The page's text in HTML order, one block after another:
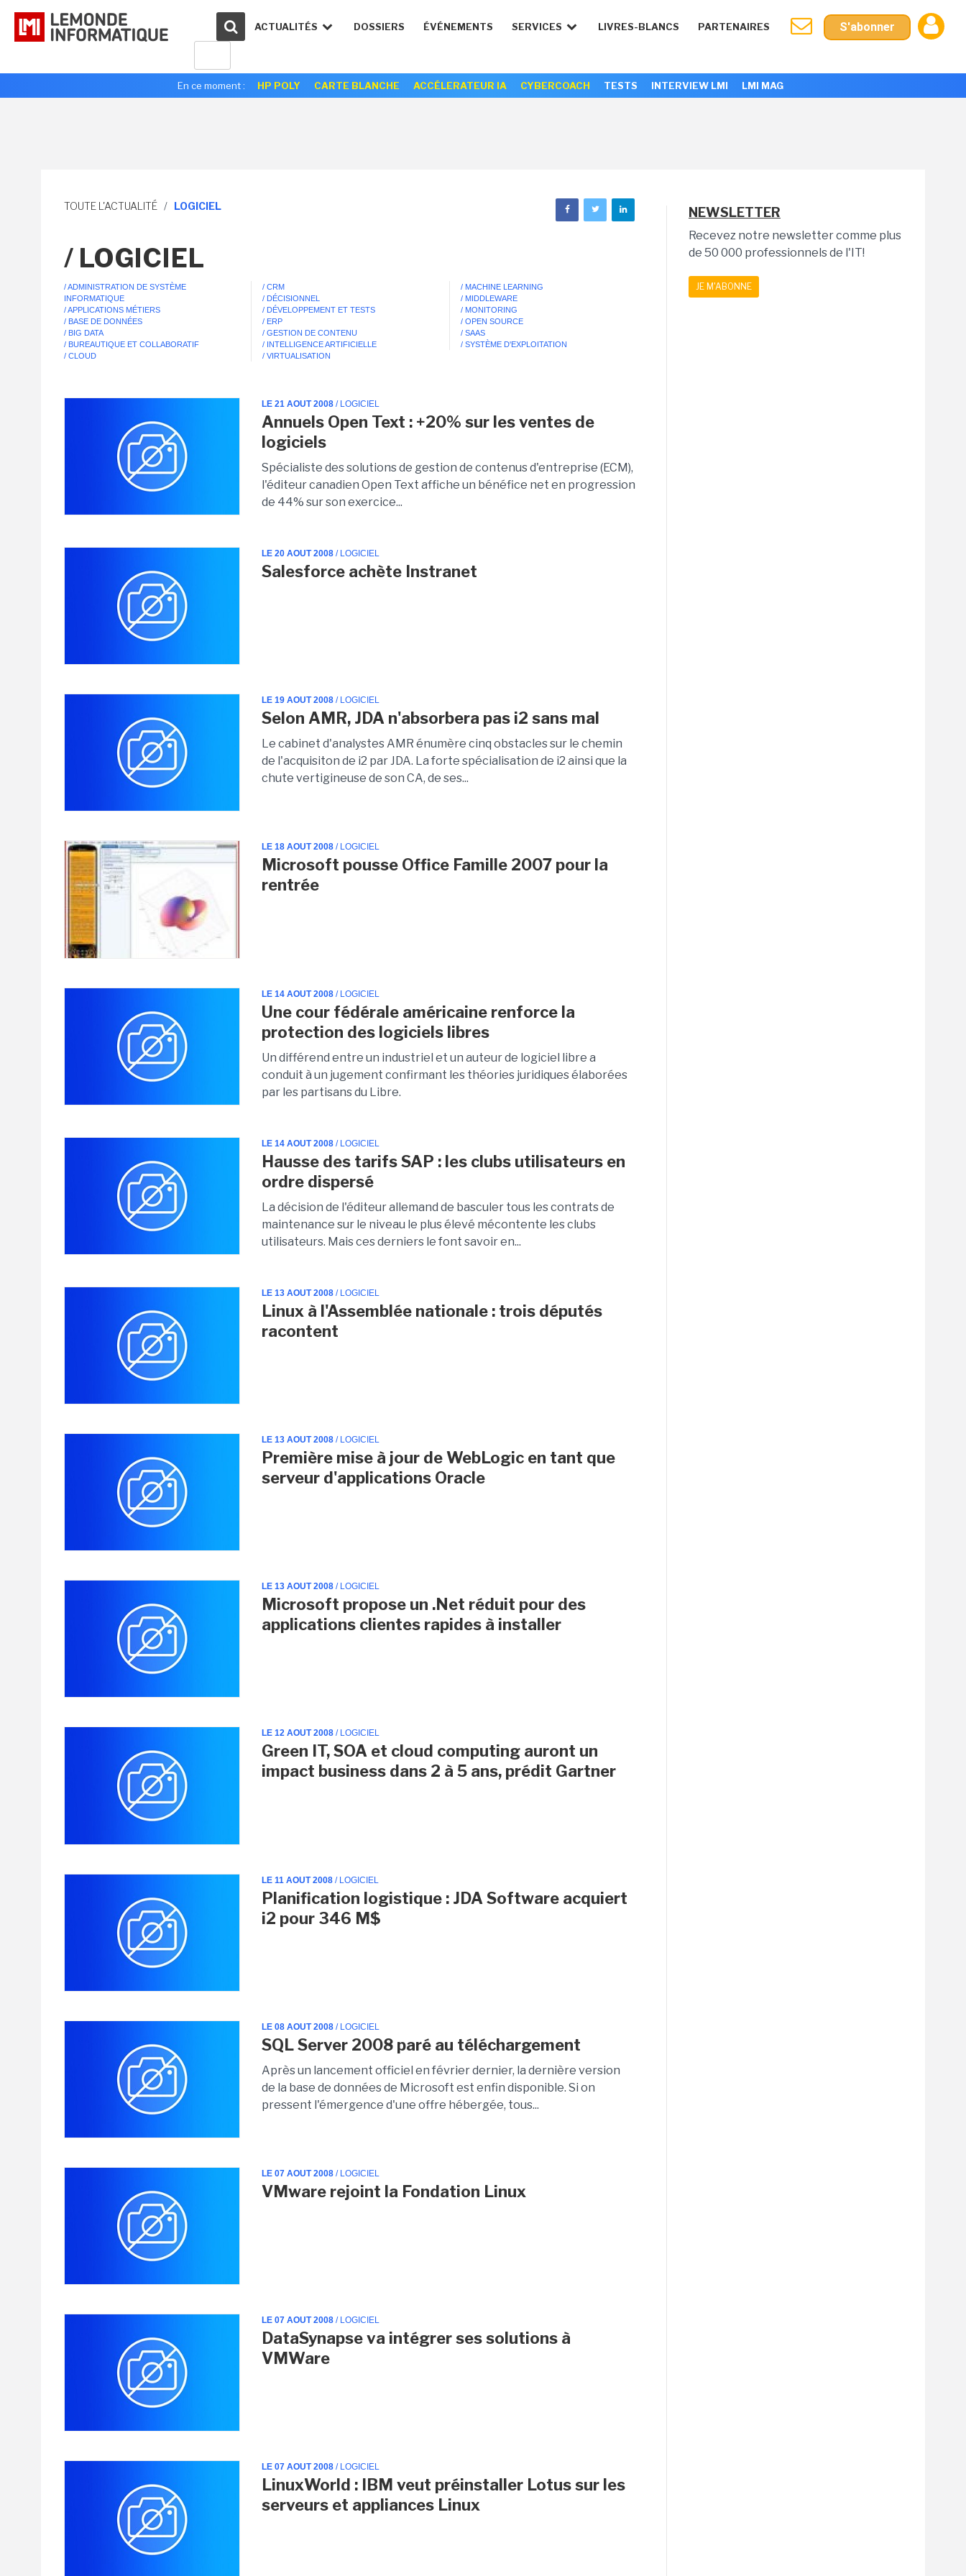
ACTUALITÉS DOSSIERS ÉVÉNEMENTS SERVICES LIVRES-BLANCS PARTENAIRES S'abonner
En ce moment : HP POLY CARTE BLANCHE ACCÉLERATEUR IA CYBERCOACH TESTS INTERVIEW LMI LMI MAG
TOUTE L'ACTUALITÉ / LOGICIEL
/ LOGICIEL
/ ADMINISTRATION DE SYSTÈME
INFORMATIQUE
/ APPLICATIONS MÉTIERS
/ BASE DE DONNÉES
/ BIG DATA
/ BUREAUTIQUE ET COLLABORATIF
/ CLOUD
/ CRM
/ DÉCISIONNEL
/ DÉVELOPPEMENT ET TESTS
/ ERP
/ GESTION DE CONTENU
/ INTELLIGENCE ARTIFICIELLE
/ MACHINE LEARNING
/ MIDDLEWARE
/ MONITORING
/ OPEN SOURCE
/ SAAS
/ SYSTÈME D'EXPLOITATION
/ VIRTUALISATION
LE 21 AOUT 2008 / LOGICIEL
Annuels Open Text : +20% sur les ventes de
logiciels
Spécialiste des solutions de gestion de contenus d'entreprise (ECM),
l'éditeur canadien Open Text affiche un bénéfice net en progression
de 44% sur son exercice...
LE 20 AOUT 2008 / LOGICIEL
Salesforce achète Instranet
LE 19 AOUT 2008 / LOGICIEL
Selon AMR, JDA n'absorbera pas i2 sans mal
Le cabinet d'analystes AMR énumère cinq obstacles sur le chemin
de l'acquisiton de i2 par JDA. La forte spécialisation de i2 ainsi que la
chute vertigineuse de son CA, de ses...
LE 18 AOUT 2008 / LOGICIEL
Microsoft pousse Office Famille 2007 pour la
rentrée
LE 14 AOUT 2008 / LOGICIEL
Une cour fédérale américaine renforce la
protection des logiciels libres
Un différend entre un industriel et un auteur de logiciel libre a
conduit à un jugement confirmant les théories juridiques élaborées
par les partisans du Libre.
LE 14 AOUT 2008 / LOGICIEL
Hausse des tarifs SAP : les clubs utilisateurs en
ordre dispersé
La décision de l'éditeur allemand de basculer tous les contrats de
maintenance sur le niveau le plus élevé mécontente les clubs
utilisateurs. Mais ces derniers le font savoir en...
LE 13 AOUT 2008 / LOGICIEL
Linux à l'Assemblée nationale : trois députés
racontent
LE 13 AOUT 2008 / LOGICIEL
Première mise à jour de WebLogic en tant que
serveur d'applications Oracle
LE 13 AOUT 2008 / LOGICIEL
Microsoft propose un .Net réduit pour des
applications clientes rapides à installer
LE 12 AOUT 2008 / LOGICIEL
Green IT, SOA et cloud computing auront un
impact business dans 2 à 5 ans, prédit Gartner
LE 11 AOUT 2008 / LOGICIEL
Planification logistique : JDA Software acquiert
i2 pour 346 M$
LE 08 AOUT 2008 / LOGICIEL
SQL Server 2008 paré au téléchargement
Après un lancement officiel en février dernier, la dernière version
de la base de données de Microsoft est enfin disponible. Si on
pressent l'émergence d'une offre hébergée, tous...
LE 07 AOUT 2008 / LOGICIEL
VMware rejoint la Fondation Linux
LE 07 AOUT 2008 / LOGICIEL
DataSynapse va intégrer ses solutions à
VMWare
LE 07 AOUT 2008 / LOGICIEL
LinuxWorld : IBM veut préinstaller Lotus sur les
serveurs et appliances Linux
NEWSLETTER
Recevez notre newsletter comme plus
de 50 000 professionnels de l'IT!
JE M'ABONNE